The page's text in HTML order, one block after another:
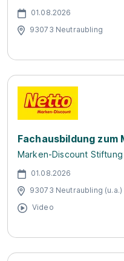
01.08.2026
93073 Neutraubling
Fachausbildung
Marken-Discount Stiftung
01.08.2026
93073 Neutraubling (u.a.)
Video